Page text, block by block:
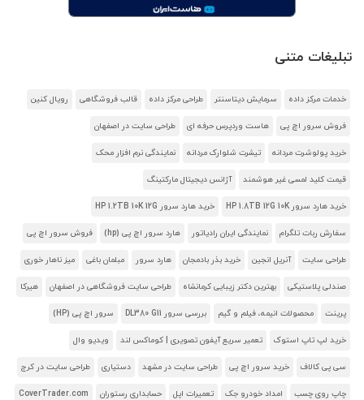
تبلیغات متنی
خدمات مرکز داده سرمایش دیتاسنتر طراحی مرکز داده قالب فروشگاهی رویال کنین
فروش سرور اچ پی هاست وردپرس حرفه ای طراحی سایت در اصفهان
خرید پولوشرت مردانه تیشرت شلوارک مردانه نمایندگی نرم افزار محک
قیمت کلید لمسی غیر هوشمند آژانس دیجیتال مارکتینگ
خرید هارد سرور HP 1.8TB 12G 10K خرید هارد سرور HP 1.2TB 10K 12G
سفارش ربات تلگرام نمایندگی ایران رادیاتور هارد سرور اچ پی (hp) فروش سرور اچ پی
طراحی سایت آنریل انجین خرید بذر بادمجان هارد سرور مبلمان باغی میز ناهار خوری
صندلی پلاستیکی بهترین دکتر زیبایی کرمانشاه طراحی سایت فروشگاهی در اصفهان هیرکا
پرینت محصولات انیمه، فیلم و گیم بررسی سرور DL380 G11 سرور اچ پی (HP)
خرید لپ تاپ استوک تعمیر سریع آیفون تصویری | کوماکس لند ویدیو وال
سی پی کالاف خرید سرور اچ پی طراحی سایت در مشهد دستیاری طراحی سایت در کرج
چاپ روی چسب امداد خودرو جک تعمیرات اپل حسابداری رستوران CoverTrader.com